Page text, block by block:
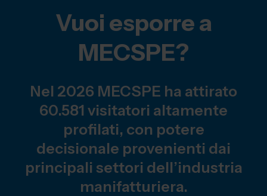
Vuoi esporre a
MECSPE?
Nel 2026 MECSPE ha attirato
60.581 visitatori altamente
profilati, con potere
decisionale provenienti dai
principali settori dell’industria
manifatturiera.